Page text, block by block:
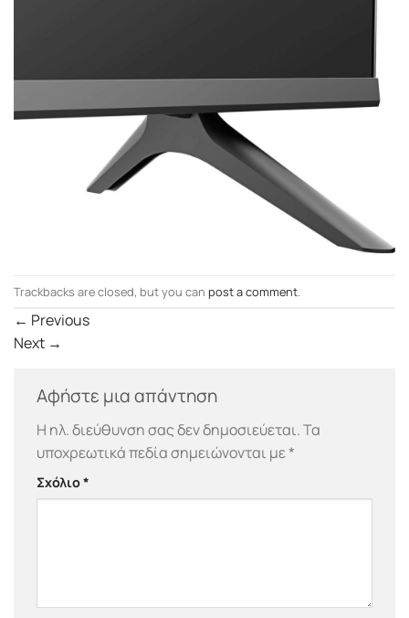
Trackbacks are closed, but you can post a comment.
← Previous
Next →
Αφήστε μια απάντηση
Η ηλ. διεύθυνση σας δεν δημοσιεύεται.Τα
υποχρεωτικά πεδία σημειώνονται με*
Σχόλιο*